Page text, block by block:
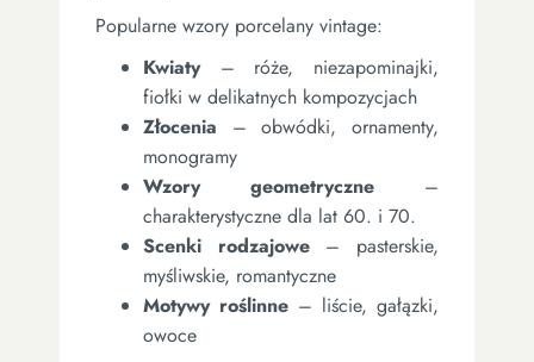
Popularne wzory porcelany vintage:
Kwiaty– róże, niezapominajki,
fiołki w delikatnych kompozycjach
Złocenia – obwódki, ornamenty,
monogramy
Wzory geometryczne –
charakterystyczne dla lat 60. i 70.
Scenki rodzajowe– pasterskie,
myśliwskie, romantyczne
Motywy roślinne – liście, gałązki,
owoce